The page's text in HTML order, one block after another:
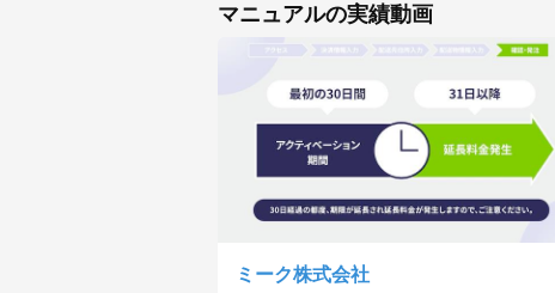
マニュアルの実績動画
ミーク株式会社